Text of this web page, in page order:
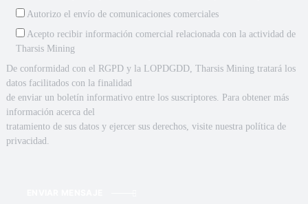
Autorizo el envío de comunicaciones comerciales
Acepto recibir información comercial relacionada con la actividad de
Tharsis Mining
De conformidad con el RGPD y la LOPDGDD, Tharsis Mining tratará los
datos facilitados con la finalidad
de enviar un boletín informativo entre los suscriptores. Para obtener más
información acerca del
tratamiento de sus datos y ejercer sus derechos, visite nuestra política de
privacidad.